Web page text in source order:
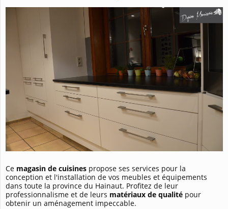
Ce magasin de cuisines propose ses services pour la
conception et l'installation de vos meubles et équipements
dans toute la province du Hainaut. Profitez de leur
professionnalisme et de leurs matériaux de qualité pour
obtenir un aménagement impeccable.